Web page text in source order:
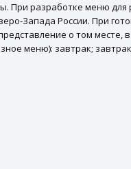
При разработке меню
Запада России. При
о том месте,
меню): завтрак;